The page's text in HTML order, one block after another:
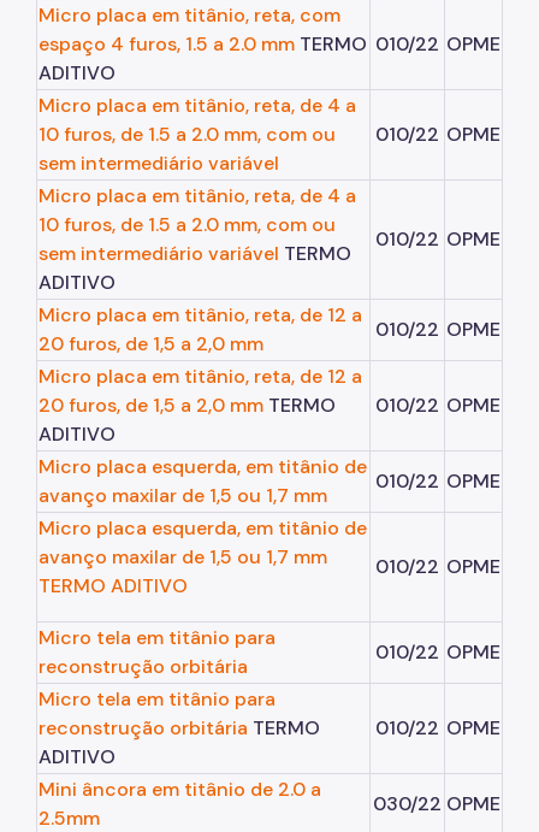
Micro placa em titânio, reta, com
espaço 4 furos, 1.5 a 2.0 mm TERMO
ADITIVO
010/22 OPME
Micro placa em titânio, reta, de 4 a
10 furos, de 1.5 a 2.0 mm, com ou
sem intermediário variável
010/22 OPME
Micro placa em titânio, reta, de 4 a
10 furos, de 1.5 a 2.0 mm, com ou
sem intermediário variável TERMO
ADITIVO
010/22 OPME
Micro placa em titânio, reta, de 12 a
20 furos, de 1,5 a 2,0 mm
010/22 OPME
Micro placa em titânio, reta, de 12 a
20 furos, de 1,5 a 2,0 mm TERMO
ADITIVO
010/22 OPME
Micro placa esquerda, em titânio de
avanço maxilar de 1,5 ou 1,7 mm
010/22 OPME
Micro placa esquerda, em titânio de
avanço maxilar de 1,5 ou 1,7 mm
TERMO ADITIVO
010/22 OPME
Micro tela em titânio para
reconstrução orbitária
010/22 OPME
Micro tela em titânio para
reconstrução orbitária TERMO
ADITIVO
010/22 OPME
Mini âncora em titânio de 2.0 a
2.5mm
030/22 OPME